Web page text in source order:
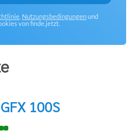
Nutzungsbedingungenund
von finde.jetzt.
100S